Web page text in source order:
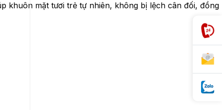
khuôn mặt tươi trẻ tự nhiên, không bị lệch cân đối, đồng